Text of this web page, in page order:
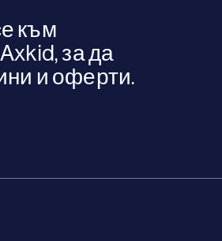
към
за да
и оферти.